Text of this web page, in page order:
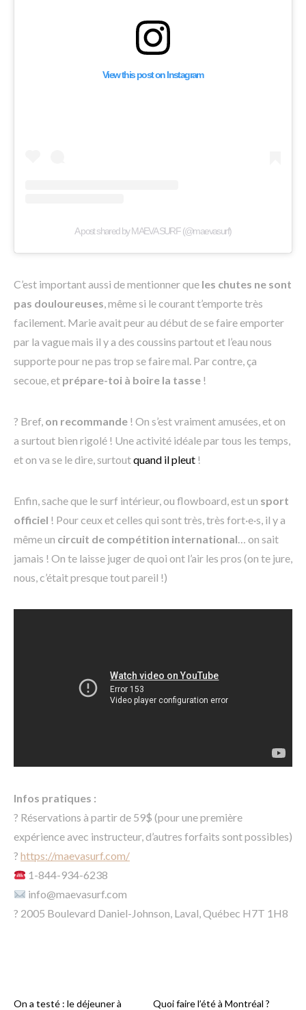
View this post on Instagram
A post shared by MAEVA SURF (@maevasurf)
C’est important aussi de mentionner que les chutes ne sont
pas douloureuses, même si le courant t’emporte très
facilement. Marie avait peur au début de se faire emporter
par la vague mais il y a des coussins partout et l’eau nous
supporte pour ne pas trop se faire mal. Par contre, ça
secoue, et prépare-toi à boire la tasse !
? Bref, on recommande ! On s’est vraiment amusées, et on
a surtout bien rigolé ! Une activité idéale par tous les temps,
et on va se le dire, surtoutquand il pleut !
Enfin, sache que le surf intérieur, ou flowboard, est un sport
officiel ! Pour ceux et celles qui sont très, très fort·e·s, il y a
même un circuit de compétition international… on sait
jamais ! On te laisse juger de quoi ont l’air les pros (on te jure,
nous, c’était presque tout pareil !)
Infos pratiques :
? Réservations à partir de 59$ (pour une première
expérience avec instructeur, d’autres forfaits sont possibles)
? https://maevasurf.com/
1-844-934-6238
info@maevasurf.com
? 2005 Boulevard Daniel-Johnson, Laval, Québec H7T 1H8
On a testé : le déjeuner à Quoi faire l’été à Montréal ?